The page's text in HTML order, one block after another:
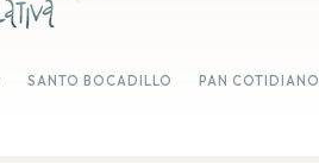
SANTO BOCADILLO PAN COTIDIANO